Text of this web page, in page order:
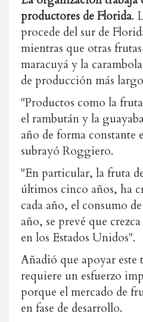
productores de Florida.
procede del sur de
mientras que otras
maracuyá y la
de producción más
"Productos como la
el rambután y la
año de forma constante
subrayó Roggiero.
"En particular, la fruta
últimos cinco años, ha
cada año, el consumo
año, se prevé que
en los Estados Unidos".
Añadió que apoyar
requiere un esfuerzo
porque el mercado de
en fase de desarrollo.